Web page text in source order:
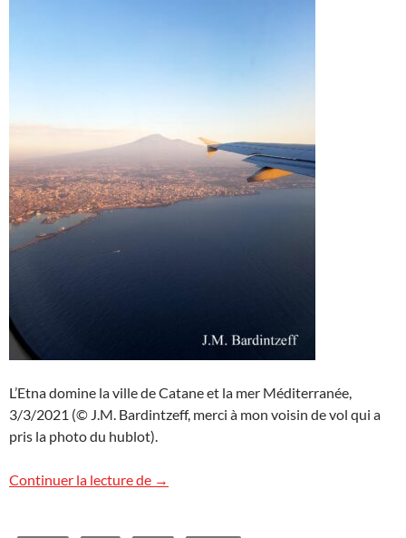
L’Etna domine la ville de Catane et la mer Méditerranée,
3/3/2021 (© J.M. Bardintzeff, merci à mon voisin de vol qui a
pris la photo du hublot).
Continuer la lecture de L’Etna vu d’avion
→